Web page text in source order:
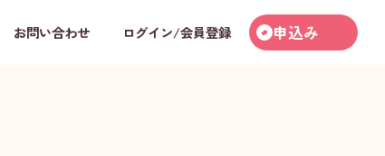
お問い合わせ ログイン/会員登録 申込み